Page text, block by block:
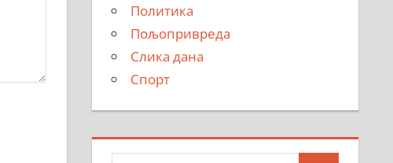
Политика
Пољопривреда
Слика дана
Спорт